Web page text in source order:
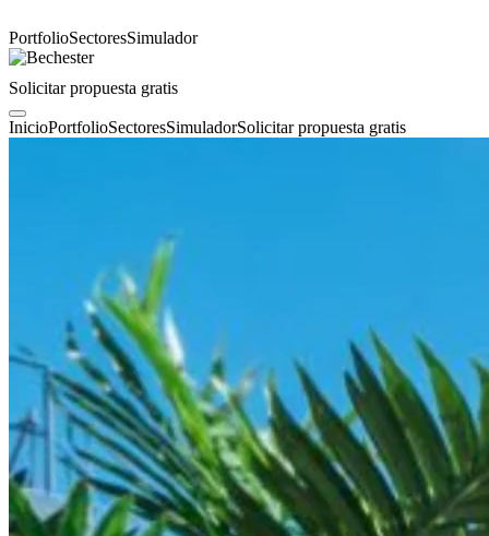
PortfolioSectoresSimulador
Solicitar propuesta gratis
InicioPortfolioSectoresSimuladorSolicitar propuesta gratis